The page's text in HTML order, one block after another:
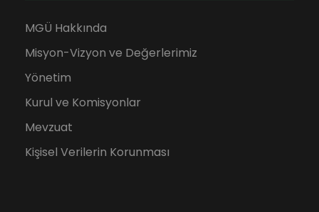
MGÜ Hakkında
Misyon-Vizyon ve Değerlerimiz
Yönetim
Kurul ve Komisyonlar
Mevzuat
Kişisel Verilerin Korunması